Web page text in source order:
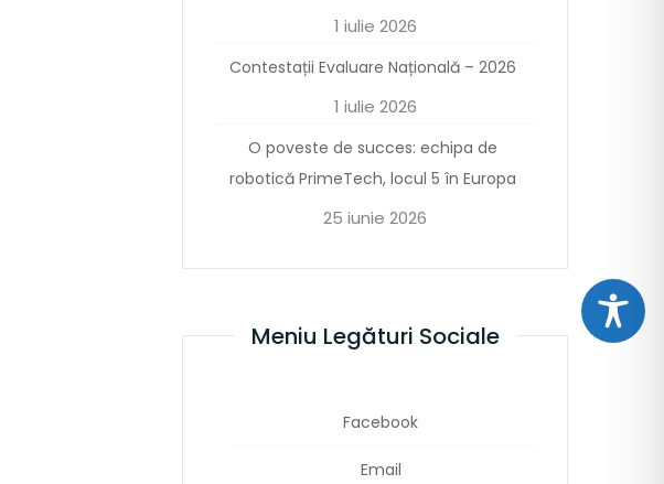
1 iulie 2026
Contestații Evaluare Națională – 2026
1 iulie 2026
O poveste de succes: echipa de
robotică PrimeTech, locul 5 în Europa
25 iunie 2026
Meniu Legături Sociale
Facebook
Email